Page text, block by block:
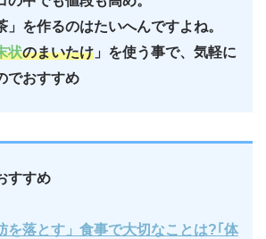
」を作るのはたいへんですよね。
状のまいたけ 」を使う事で、気軽に
でおすすめ
すすめ
を落とす」食事で大切なことは?｢体